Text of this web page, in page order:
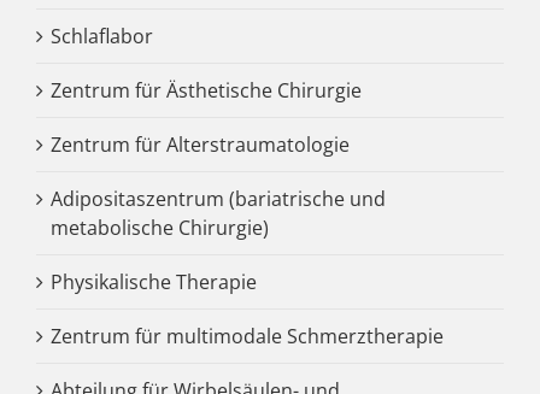
Schlaflabor
Zentrum für Ästhetische Chirurgie
Zentrum für Alterstraumatologie
Adipositaszentrum (bariatrische und
metabolische Chirurgie)
Physikalische Therapie
Zentrum für multimodale Schmerztherapie